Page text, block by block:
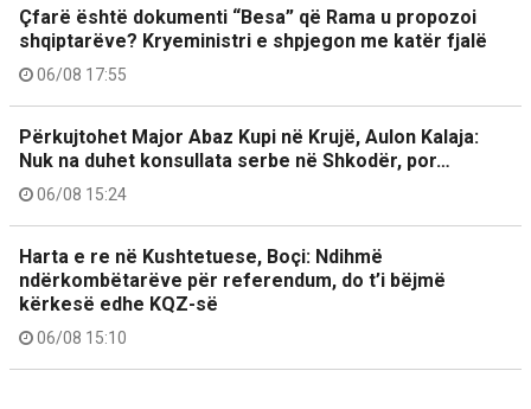
Çfarë është dokumenti “Besa” që Rama u propozoi
shqiptarëve? Kryeministri e shpjegon me katër fjalë
06/08 17:55
Përkujtohet Major Abaz Kupi në Krujë, Aulon Kalaja:
Nuk na duhet konsullata serbe në Shkodër, por…
06/08 15:24
Harta e re në Kushtetuese, Boçi: Ndihmë
ndërkombëtarëve për referendum, do t’i bëjmë
kërkesë edhe KQZ-së
06/08 15:10